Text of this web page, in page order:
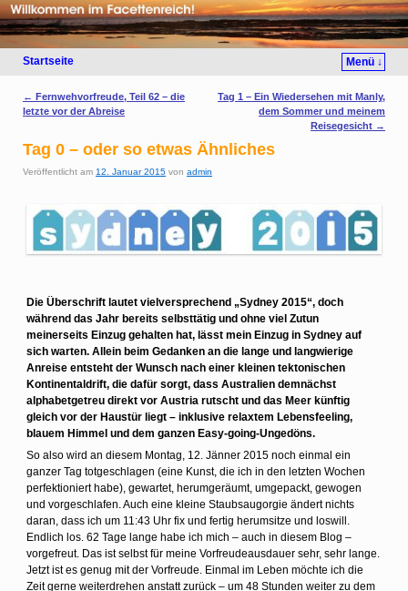
Startseite Menü ↓
Artikelnavigation
← Fernwehvorfreude, Teil 62 – die
letzte vor der Abreise
Tag 1 – Ein Wiedersehen mit Manly,
dem Sommer und meinem
Reisegesicht →
Tag 0 – oder so etwas Ähnliches
Veröffentlicht am 12. Januar 2015 von admin
Die Überschrift lautet vielversprechend „Sydney 2015“, doch
während das Jahr bereits selbsttätig und ohne viel Zutun
meinerseits Einzug gehalten hat, lässt mein Einzug in Sydney auf
sich warten. Allein beim Gedanken an die lange und langwierige
Anreise entsteht der Wunsch nach einer kleinen tektonischen
Kontinentaldrift, die dafür sorgt, dass Australien demnächst
alphabetgetreu direkt vor Austria rutscht und das Meer künftig
gleich vor der Haustür liegt – inklusive relaxtem Lebensfeeling,
blauem Himmel und dem ganzen Easy-going-Ungedöns.
So also wird an diesem Montag, 12. Jänner 2015 noch einmal ein
ganzer Tag totgeschlagen (eine Kunst, die ich in den letzten Wochen
perfektioniert habe), gewartet, herumgeräumt, umgepackt, gewogen
und vorgeschlafen. Auch eine kleine Staubsaugorgie ändert nichts
daran, dass ich um 11:43 Uhr fix und fertig herumsitze und loswill.
Endlich los. 62 Tage lange habe ich mich – auch in diesem Blog –
vorgefreut. Das ist selbst für meine Vorfreudeausdauer sehr, sehr lange.
Jetzt ist es genug mit der Vorfreude. Einmal im Leben möchte ich die
Zeit gerne weiterdrehen anstatt zurück – um 48 Stunden weiter zu dem